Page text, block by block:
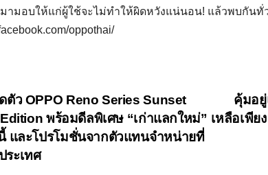
มามอบให้แก่ผู้ใช้จะไม่ทำให้ผิดหวังแน่นอน! แล้วพบกันทั่
oppothai/
คุ้มอยู่
เหลือเพีย
ตัว OPPO Reno Series Sunset
พร้อมดีลพิเศษ “เก่าแลกใหม่”
และโปรโมชั่นจากตัวแทนจำหน่ายที่
ระเทศ